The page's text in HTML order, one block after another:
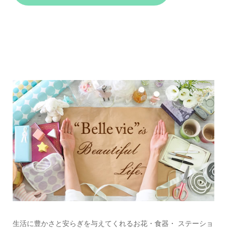
生活に豊かさと安らぎを与えてくれるお花・食器・ ステーショ